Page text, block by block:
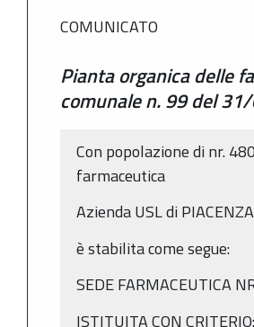
COMUNICATO
Pianta organica delle
comunale n. 99 del
Con popolazione di nr.
farmaceutica
Azienda USL di
è stabilita come segue:
SEDE FARMACEUTICA
ISTITUITA CON